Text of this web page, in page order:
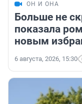
ОН И ОНА
Больше не
показала
новым
6 августа, 2026, 15:30